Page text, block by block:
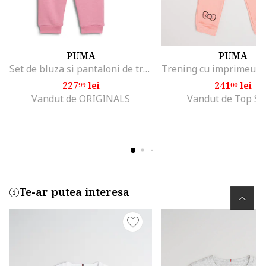
PUMA
Set de bluza si pantaloni de trening cu imprimeu logo Minicat, Roz
22799lei
Vandut de ORIGINALS
PUMA
24100lei
Vandut de Top
Te-ar putea interesa